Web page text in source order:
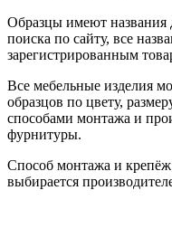
Образцы имеют названия
поиска по сайту, все
зарегистрированным
Все мебельные изделия
образцов по цвету,
способами монтажа и
фурнитуры.
Способ монтажа и
выбирается